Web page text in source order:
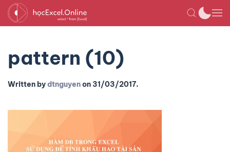
pattern (10)
Written bydtnguyenon 31/03/2017.